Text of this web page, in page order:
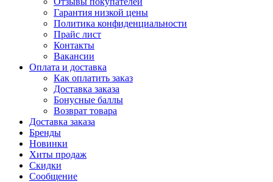
Гарантия низкой цены
Политика конфиденциальности
Прайс лист
Контакты
Вакансии
Оплата и доставка
Как оплатить заказ
Доставка заказа
Бонусные баллы
Возврат товара
Доставка заказа
Бренды
Новинки
Хиты продаж
Скидки
Сообщение